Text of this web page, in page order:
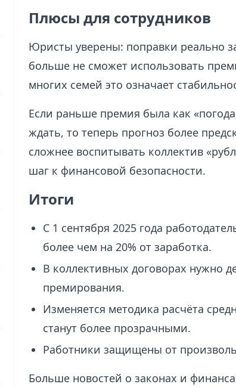
Плюсы для сотрудников
Юристы уверены: поправки реально
больше не сможет использовать
многих семей это означает
Если раньше премия была как
ждать, то теперь прогноз более
сложнее воспитывать коллектив
шаг к финансовой безопасности.
Итоги
С 1 сентября 2025 года
более чем на 20% от заработка.
В коллективных договорах нужно
премирования.
Изменяется методика расчёта
станут более прозрачными.
Работники защищены от
Больше новостей о законах и